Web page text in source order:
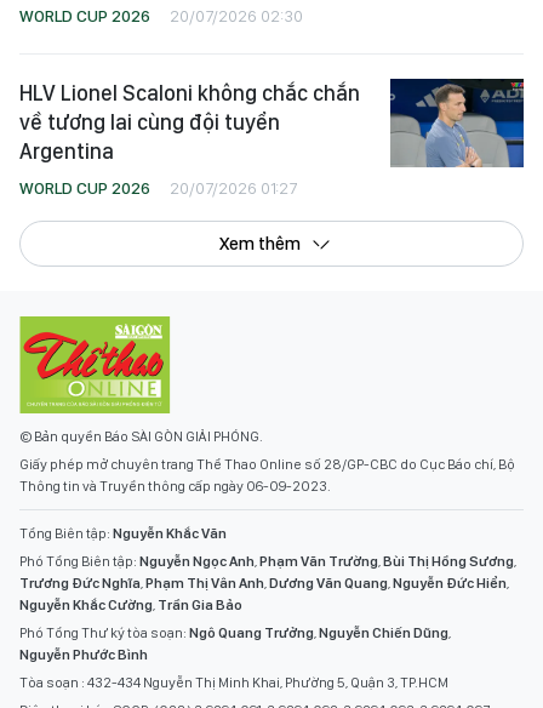
WORLD CUP 2026 20/07/2026 02:30
HLV Lionel Scaloni không chắc chắn
về tương lai cùng đội tuyển
Argentina
WORLD CUP 2026 20/07/2026 01:27
Xem thêm
© Bản quyền Báo SÀI GÒN GIẢI PHÓNG.
Giấy phép mở chuyên trang Thể Thao Online số 28/GP-CBC do Cục Báo chí, Bộ
Thông tin và Truyền thông cấp ngày 06-09-2023.
Tổng Biên tập: Nguyễn Khắc Văn
Phó Tổng Biên tập: Nguyễn Ngọc Anh,Phạm Văn Trường,Bùi Thị Hồng Sương,
Trương Đức Nghĩa,Phạm Thị Vân Anh,Dương Văn Quang,Nguyễn Đức Hiển,
Nguyễn Khắc Cường, Trần Gia Bảo
Phó Tổng Thư ký tòa soạn: Ngô Quang Trưởng,Nguyễn Chiến Dũng,
Nguyễn Phước Bình
Tòa soạn : 432-434 Nguyễn Thị Minh Khai, Phường 5, Quận 3, TP.HCM